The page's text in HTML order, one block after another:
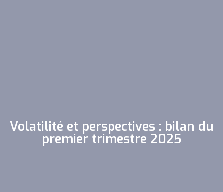
Volatilité et perspectives : bilan du
premier trimestre 2025